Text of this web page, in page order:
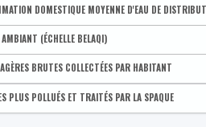
mis en place par les communes en
DOMESTIQUE MOYENNE D'EAU DE
domestique d'eau de
(ÉCHELLE BELAQI)
l'air (long terme)
BRUTES COLLECTÉES PAR HABITANT
- Province - Bassin EFE - Zone de
brutes collectées par
PLUS POLLUÉS ET TRAITÉS PAR LA SPAQUE